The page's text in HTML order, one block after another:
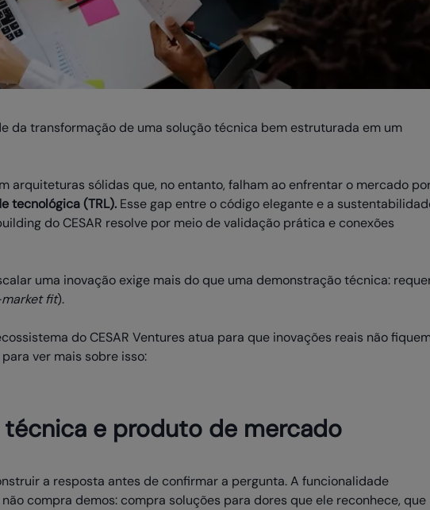
da transformação de uma solução técnica bem estruturada em um
arquiteturas sólidas que, no entanto, falham ao enfrentar o mercado
tecnológica (TRL). Esse gap entre o código elegante e a
do CESAR resolve por meio de validação prática e conexões
uma inovação exige mais do que uma demonstração técnica:
fit).
do CESAR Ventures atua para que inovações reais não
ver mais sobre isso:
e produto de mercado
a resposta antes de confirmar a pergunta. A funcionalidade
compra demos: compra soluções para dores que ele reconhece, que